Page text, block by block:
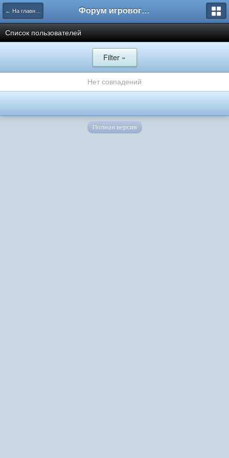
← На главную Форум игрового проекта Riverrise
Список пользователей
Filter »
Нет совпадений
Полная версия